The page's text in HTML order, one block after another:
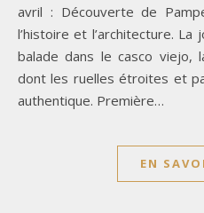
avril : Découverte de
l’histoire et l’architecture. La
balade dans le casco viejo,
dont les ruelles étroites et
authentique. Première…
EN